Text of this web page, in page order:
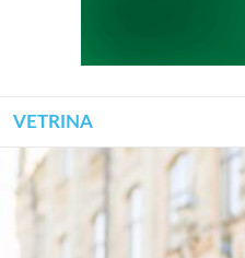
VETRINA